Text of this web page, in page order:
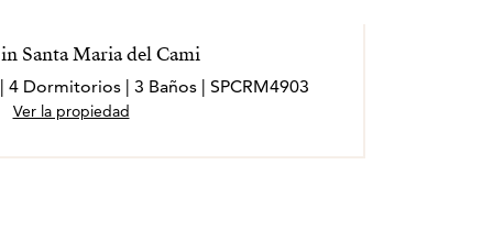
Santa Maria del Cami
4 Dormitorios | 3 Baños | SPCRM4903
Ver la propiedad